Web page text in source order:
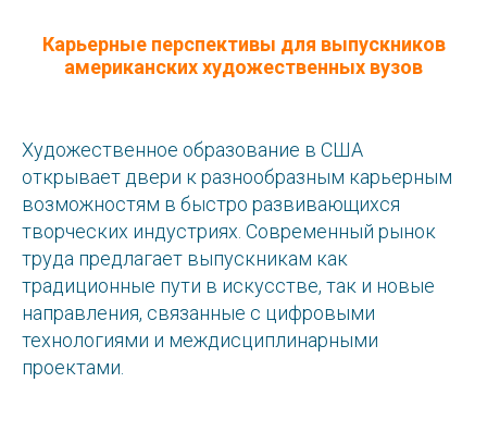
Карьерные перспективы для выпускников
американских художественных вузов
Художественное образование в США
открывает двери к разнообразным карьерным
возможностям в быстро развивающихся
творческих индустриях. Современный рынок
труда предлагает выпускникам как
традиционные пути в искусстве, так и новые
направления, связанные с цифровыми
технологиями и междисциплинарными
проектами.